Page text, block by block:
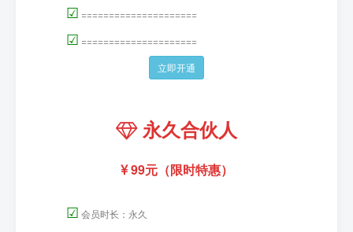
☑ =====================
☑ =====================
立即开通
永久合伙人
99元（限时特惠）
☑ 会员时长：永久